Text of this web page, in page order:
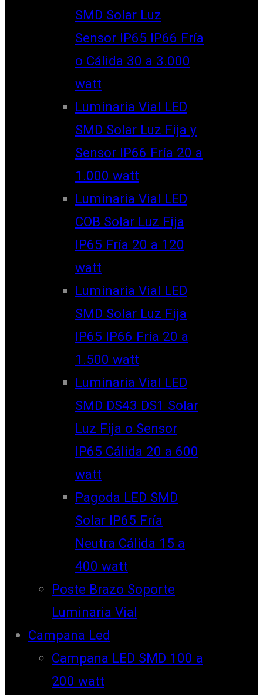
SMD Solar Luz
Sensor IP65 IP66 Fría
o Cálida 30 a 3.000
watt
Luminaria Vial LED
SMD Solar Luz Fija y
Sensor IP66 Fría 20 a
1.000 watt
Luminaria Vial LED
COB Solar Luz Fija
IP65 Fría 20 a 120
watt
Luminaria Vial LED
SMD Solar Luz Fija
IP65 IP66 Fría 20 a
1.500 watt
Luminaria Vial LED
SMD DS43 DS1 Solar
Luz Fija o Sensor
IP65 Cálida 20 a 600
watt
Pagoda LED SMD
Solar IP65 Fría
Neutra Cálida 15 a
400 watt
Poste Brazo Soporte
Luminaria Vial
Campana Led
Campana LED SMD 100 a
200 watt